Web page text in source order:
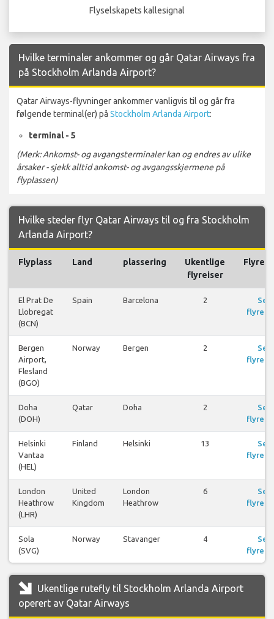
Flyselskapets kallesignal
Hvilke terminaler ankommer og går Qatar Airways fra
på Stockholm Arlanda Airport?
Qatar Airways-flyvninger ankommer vanligvis til og går fra
følgende terminal(er) på Stockholm Arlanda Airport:
terminal - 5
(Merk: Ankomst- og avgangsterminaler kan og endres av ulike
årsaker - sjekk alltid ankomst- og avgangsskjermene på
flyplassen)
Hvilke steder flyr Qatar Airways til og fra Stockholm
Arlanda Airport?
Flyplass Land plassering
Ukentlige
flyreiser
El Prat De
Llobregat
(BCN)
Spain Barcelona 2
Se
Bergen
Airport,
Flesland
(BGO)
Norway Bergen 2
Se
Doha
(DOH)
Qatar Doha 2
Se
Helsinki
Vantaa
(HEL)
Finland Helsinki 13
Se
London
Heathrow
(LHR)
United
Kingdom
London
Heathrow
6
Se
Sola
(SVG)
Norway Stavanger 4
Se
Ukentlige rutefly til Stockholm Arlanda Airport
operert av Qatar Airways